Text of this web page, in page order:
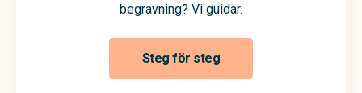
begravning? Vi guidar.
Steg för steg